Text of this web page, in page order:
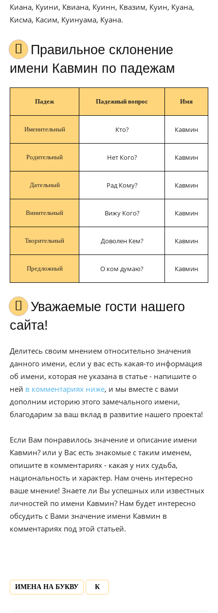
Киана, Куини, Квиана, Куинн, Квазим, Куин, Куана,
Кисма, Касим, Куинуама, Куана.
Правильное склонение
имени Кавмин по падежам
Падеж Падежный вопрос Имя
Именительный Кто? Кавмин
Родительный Нет Кого? Кавмин
Дательный Рад Кому? Кавмин
Винительный Вижу Кого? Кавмин
Творительный Доволен Кем? Кавмин
Предложный О ком думаю? Кавмин
Уважаемые гости нашего
сайта!
Делитесь своим мнением относительно значения
данного имени, если у вас есть какая-то информация
об имени, которая не указана в статье - напишите о
ней в комментариях ниже, и мы вместе с вами
дополним историю этого замечального имени,
благодарим за ваш вклад в развитие нашего проекта!
Если Вам понравилось значение и описание имени
Кавмин? или у Вас есть знакомые с таким именем,
опишите в комментариях - какая у них судьба,
национальность и характер. Нам очень интересно
ваше мнение! Знаете ли Вы успешных или известных
личностей по имени Кавмин? Нам будет интересно
обсудить с Вами значение имени Кавмин в
комментариях под этой статьей.
ИМЕНА НА БУКВУ К